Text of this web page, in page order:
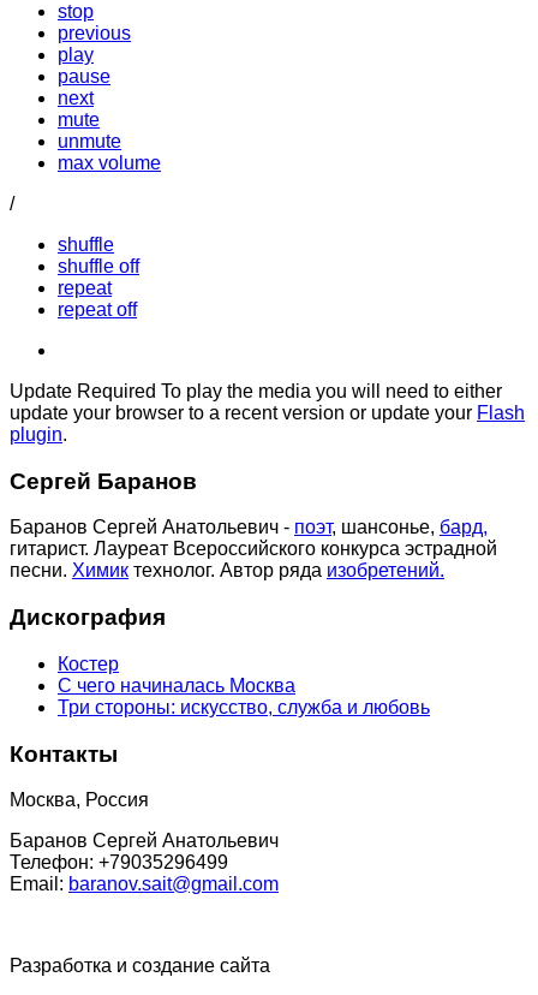
stop
previous
play
pause
next
mute
unmute
max volume
/
shuffle
shuffle off
repeat
repeat off
Update Required To play the media you will need to either
update your browser to a recent version or update your Flash
plugin.
Сергей Баранов
Баранов Сергей Анатольевич - поэт, шансонье, бард,
гитарист. Лауреат Всероссийского конкурса эстрадной
песни. Химик технолог. Автор ряда изобретений.
Дискография
Костер
С чего начиналась Москва
Три стороны: искусство, служба и любовь
Контакты
Москва, Россия
Баранов Сергей Анатольевич
Телефон: +79035296499
Email: baranov.sait@gmail.com
Разработка и создание сайта